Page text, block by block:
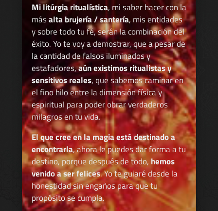
Mi litúrgia ritualística, mi saber hacer con la
másalta brujería / santería, mis entidades
y sobre todo tu fé, serán la combinación del
éxito. Yo te voy a demostrar, que a pesar de
la cantidad de falsos iluminados y
estafadores,aún existimos ritualistas y
sensitivos reales, que sabemos caminar en
el fino hilo entre la dimensión física y
espiritual para poder obrar verdaderos
milagros en tu vida.
El que cree en la magia está destinado a
encontrarla, ahora le puedes dar forma a tu
destino, porque después de todo, hemos
venido a ser felices. Yo te guiaré desde la
honestidad sin engaños para que tu
propósito se cumpla.